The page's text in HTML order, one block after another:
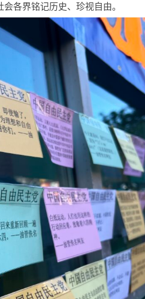
各界铭记历史、珍视自由。